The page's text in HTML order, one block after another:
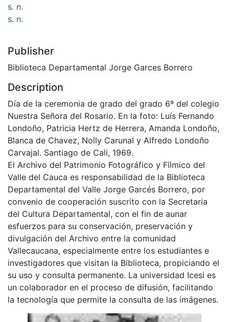
s. n.
s. n.
Publisher
Biblioteca Departamental Jorge Garces Borrero
Description
Día de la ceremonia de grado del grado 6º del colegio
Nuestra Señora del Rosario. En la foto: Luís Fernando
Londoño, Patricia Hertz de Herrera, Amanda Londoño,
Blanca de Chavez, Nolly Carunal y Alfredo Londoño
Carvajal. Santiago de Cali, 1969.
El Archivo del Patrimonio Fotográfico y Fílmico del
Valle del Cauca es responsabilidad de la Biblioteca
Departamental del Valle Jorge Garcés Borrero, por
convenio de cooperación suscrito con la Secretaria
del Cultura Departamental, con el fin de aunar
esfuerzos para su conservación, preservación y
divulgación del Archivo entre la comunidad
Vallecaucana, especialmente entre los estudiantes e
investigadores que visitan la Biblioteca, propiciando el
su uso y consulta permanente. La universidad Icesi es
un colaborador en el proceso de difusión, facilitando
la tecnología que permite la consulta de las imágenes.